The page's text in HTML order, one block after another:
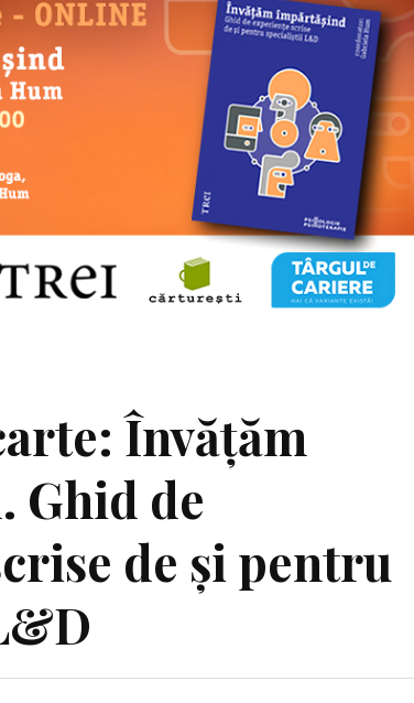
Învățăm
Ghid de
de și pentru